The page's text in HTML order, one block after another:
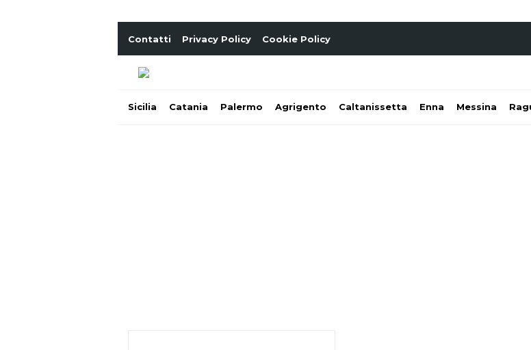
Contatti Privacy Policy Cookie Policy
Sicilia Catania Palermo Agrigento Caltanissetta Enna Messina